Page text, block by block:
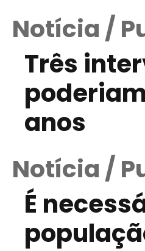
Notícia /
Três
anos
Notícia /
É